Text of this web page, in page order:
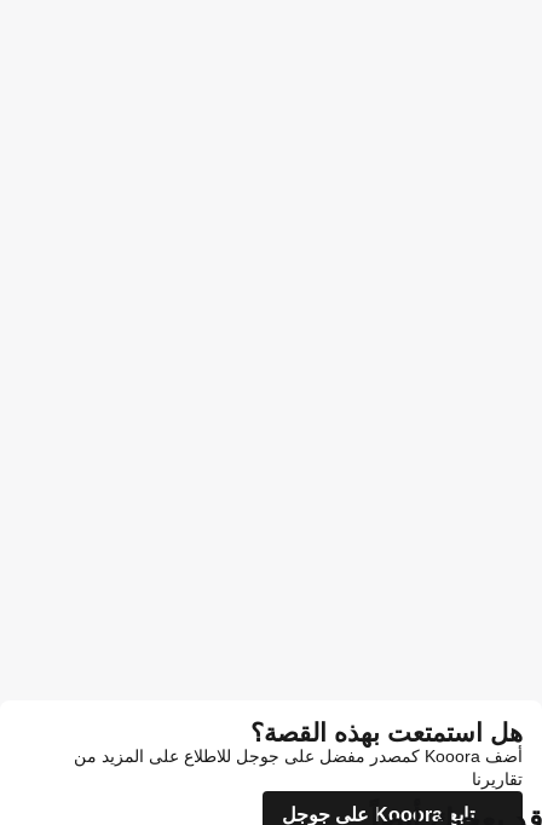
هل استمتعت بهذه القصة؟
أضف Kooora كمصدر مفضل على جوجل للاطلاع على المزيد من
تقاريرنا
تابع Kooora على جوجل